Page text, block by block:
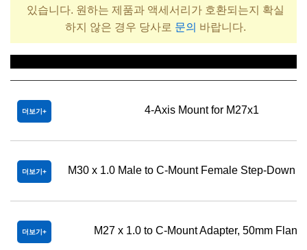
있습니다. 원하는 제품과 액세서리가 호환되는지 확실
하지 않은 경우 당사로 문의 바랍니다.
더보기 4-Axis Mount for M27x1
더보기 M30 x 1.0 Male to C-Mount Female Step-Down
더보기 M27 x 1.0 to C-Mount Adapter, 50mm